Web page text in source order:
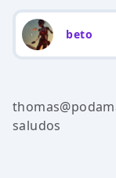
beto
saludos